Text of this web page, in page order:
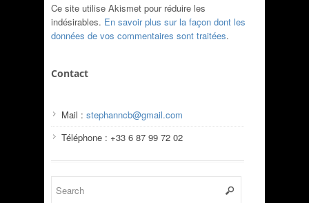
Ce site utilise Akismet pour réduire les
indésirables. En savoir plus sur la façon dont les
données de vos commentaires sont traitées.
Contact
Mail : stephanncb@gmail.com
Téléphone : +33 6 87 99 72 02